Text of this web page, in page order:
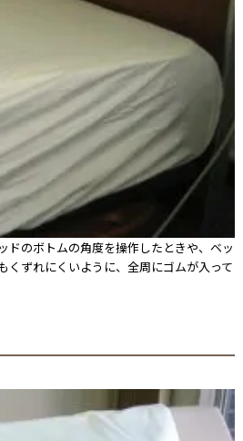
ドのボトムの角度を操作したときや、ベッ
くずれにくいように、全周にゴムが入って